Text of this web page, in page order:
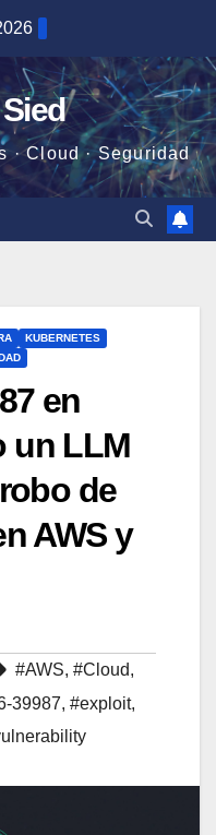
· Cloud · Seguridad
KUBERNETES
en
un LLM
de
AWS y
#AWS, #Cloud,
39987, #exploit,